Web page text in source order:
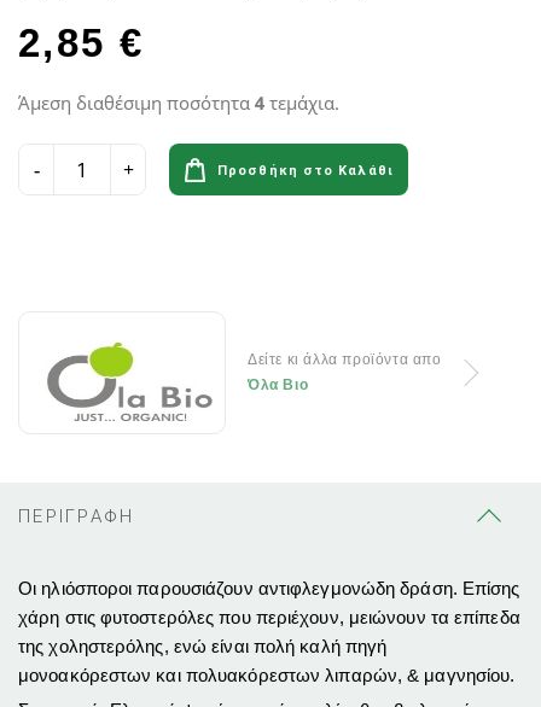
2,85 €
Άμεση διαθέσιμη ποσότητα 4 τεμάχια.
Προσθήκη στο Καλάθι
Δείτε κι άλλα προϊόντα απο
Όλα Βιο
ΠΕΡΙΓΡΑΦΗ
Οι ηλιόσποροι παρουσιάζουν αντιφλεγμονώδη δράση. Επίσης
χάρη στις φυτοστερόλες που περιέχουν, μειώνουν τα επίπεδα
της χοληστερόλης, ενώ είναι πολή καλή πηγή
μονοακόρεστων και πολυακόρεστων λιπαρών, & μαγνησίου.